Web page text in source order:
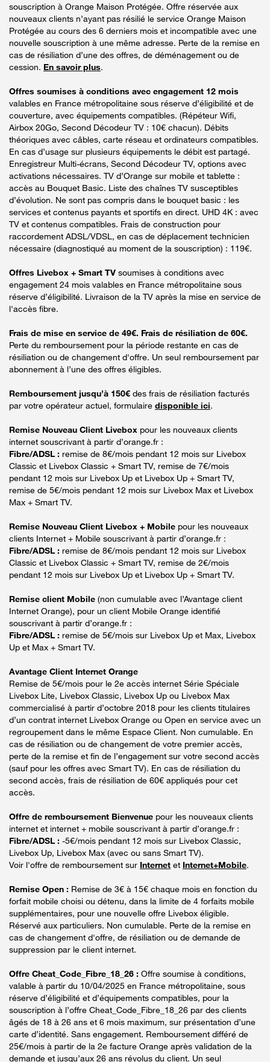
souscription à Orange Maison Protégée. Offre réservée aux
nouveaux clients n’ayant pas résilié le service Orange Maison
Protégée au cours des 6 derniers mois et incompatible avec une
nouvelle souscription à une même adresse. Perte de la remise en
cas de résiliation d’une des offres, de déménagement ou de
cession. En savoir plus.
Offres soumises à conditions avec engagement 12 mois
valables en France métropolitaine sous réserve d’éligibilité et de
couverture, avec équipements compatibles. (Répéteur Wifi,
Airbox 20Go, Second Décodeur TV : 10€ chacun). Débits
théoriques avec câbles, carte réseau et ordinateurs compatibles.
En cas d’usage sur plusieurs équipements le débit est partagé.
Enregistreur Multi-écrans, Second Décodeur TV, options avec
activations nécessaires. TV d’Orange sur mobile et tablette :
accès au Bouquet Basic. Liste des chaînes TV susceptibles
d’évolution. Ne sont pas compris dans le bouquet basic : les
services et contenus payants et sportifs en direct. UHD 4K : avec
TV et contenus compatibles. Frais de construction pour
raccordement ADSL/VDSL, en cas de déplacement technicien
nécessaire (diagnostiqué au moment de la souscription) : 119€.
Offres Livebox + Smart TV soumises à conditions avec
engagement 24 mois valables en France métropolitaine sous
réserve d’éligibilité. Livraison de la TV après la mise en service de
l'accès fibre.
Frais de mise en service de 49€. Frais de résiliation de 60€.
Perte du remboursement pour la période restante en cas de
résiliation ou de changement d'offre. Un seul remboursement par
abonnement à l’une des offres éligibles.
Remboursement jusqu’à 150€ des frais de résiliation facturés
par votre opérateur actuel, formulaire disponible ici.
Remise Nouveau Client Livebox pour les nouveaux clients
internet souscrivant à partir d’orange.fr :
Fibre/ADSL : remise de 8€/mois pendant 12 mois sur Livebox
Classic et Livebox Classic + Smart TV, remise de 7€/mois
pendant 12 mois sur Livebox Up et Livebox Up + Smart TV,
remise de 5€/mois pendant 12 mois sur Livebox Max et Livebox
Max + Smart TV.
Remise Nouveau Client Livebox + Mobile pour les nouveaux
clients Internet + Mobile souscrivant à partir d’orange.fr :
Fibre/ADSL : remise de 8€/mois pendant 12 mois sur Livebox
Classic et Livebox Classic + Smart TV, remise de 2€/mois
pendant 12 mois sur Livebox Up et Livebox Up + Smart TV.
Remise client Mobile (non cumulable avec l’Avantage client
Internet Orange), pour un client Mobile Orange identifié
souscrivant à partir d’orange.fr :
Fibre/ADSL : remise de 5€/mois sur Livebox Up et Max, Livebox
Up et Max + Smart TV.
Avantage Client Internet Orange
Remise de 5€/mois pour le 2e accès internet Série Spéciale
Livebox Lite, Livebox Classic, Livebox Up ou Livebox Max
commercialisé à partir d’octobre 2018 pour les clients titulaires
d’un contrat internet Livebox Orange ou Open en service avec un
regroupement dans le même Espace Client. Non cumulable. En
cas de résiliation ou de changement de votre premier accès,
perte de la remise et fin de l’engagement sur votre second accès
(sauf pour les offres avec Smart TV). En cas de résiliation du
second accès, frais de résiliation de 60€ appliqués pour cet
accès.
Offre de remboursement Bienvenue pour les nouveaux clients
internet et internet + mobile souscrivant à partir d’orange.fr :
Fibre/ADSL : -5€/mois pendant 12 mois sur Livebox Classic,
Livebox Up, Livebox Max (avec ou sans Smart TV).
Voir l'offre de remboursement sur Internet et Internet+Mobile.
Remise Open : Remise de 3€ à 15€ chaque mois en fonction du
forfait mobile choisi ou détenu, dans la limite de 4 forfaits mobile
supplémentaires, pour une nouvelle offre Livebox éligible.
Réservé aux particuliers. Non cumulable. Perte de la remise en
cas de changement d'offre, de résiliation ou de demande de
suppression par le client internet.
Offre Cheat_Code_Fibre_18_26 : Offre soumise à conditions,
valable à partir du 10/04/2025 en France métropolitaine, sous
réserve d’éligibilité et d’équipements compatibles, pour la
souscription à l’offre Cheat_Code_Fibre_18_26 par des clients
âgés de 18 à 26 ans et 6 mois maximum, sur présentation d’une
carte d’identité. Sans engagement. Remboursement différé de
25€/mois à partir de la 2e facture Orange après validation de la
demande et jusqu’aux 26 ans révolus du client. Un seul